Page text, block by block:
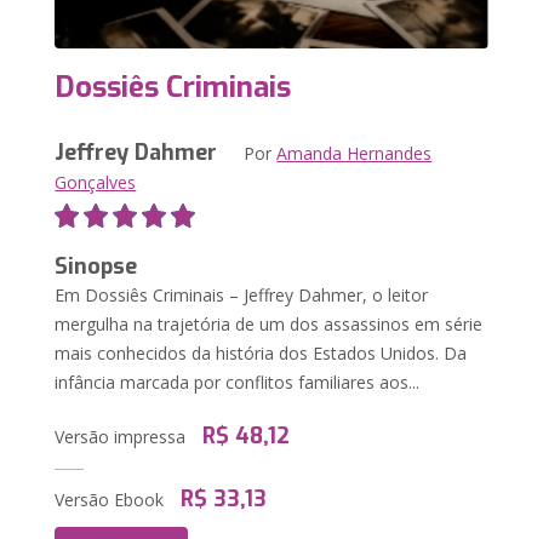
Dossiês Criminais
Jeffrey Dahmer PorAmanda Hernandes
Gonçalves
Sinopse
Em Dossiês Criminais – Jeffrey Dahmer, o leitor
mergulha na trajetória de um dos assassinos em série
mais conhecidos da história dos Estados Unidos. Da
infância marcada por conflitos familiares aos...
Versão impressa R$ 48,12
Versão Ebook R$ 33,13